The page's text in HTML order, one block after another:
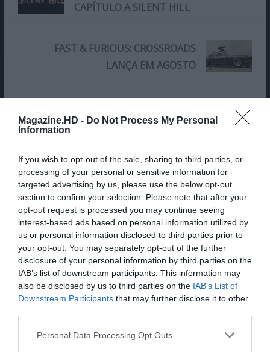
Magazine.HD - Do Not Process My Personal
Information
If you wish to opt-out of the sale, sharing to third parties, or
processing of your personal or sensitive information for
targeted advertising by us, please use the below opt-out
section to confirm your selection. Please note that after your
opt-out request is processed you may continue seeing
interest-based ads based on personal information utilized by
us or personal information disclosed to third parties prior to
your opt-out. You may separately opt-out of the further
disclosure of your personal information by third parties on the
IAB’s list of downstream participants. This information may
also be disclosed by us to third parties on the IAB’s List of
Downstream Participants that may further disclose it to other
Personal Data Processing Opt Outs
CAPÍTULO A SILENT HILL
FAST & FURIOUS: CROSSROADS
LANÇA EM AGOSTO
O seu endereço de email não será publicado. Campos
obrigatórios marcados com*
Comentário*
Nome
Email